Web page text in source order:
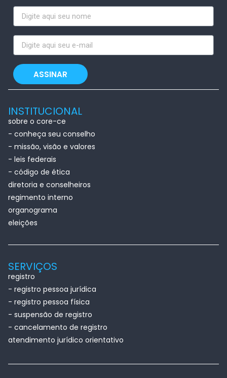
ASSINAR
INSTITUCIONAL
sobre o core-ce
- conheça seu conselho
- missão, visão e valores
- leis federais
- código de ética
diretoria e conselheiros
regimento interno
organograma
eleições
SERVIÇOS
registro
- registro pessoa jurídica
- registro pessoa física
- suspensão de registro
- cancelamento de registro
atendimento jurídico orientativo